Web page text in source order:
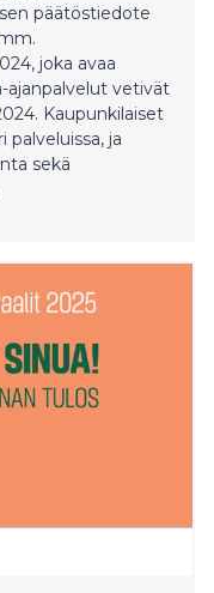
päätöstiedote
joka avaa
ajanpalvelut vetivät
Kaupunkilaiset
palveluissa, ja
sekä